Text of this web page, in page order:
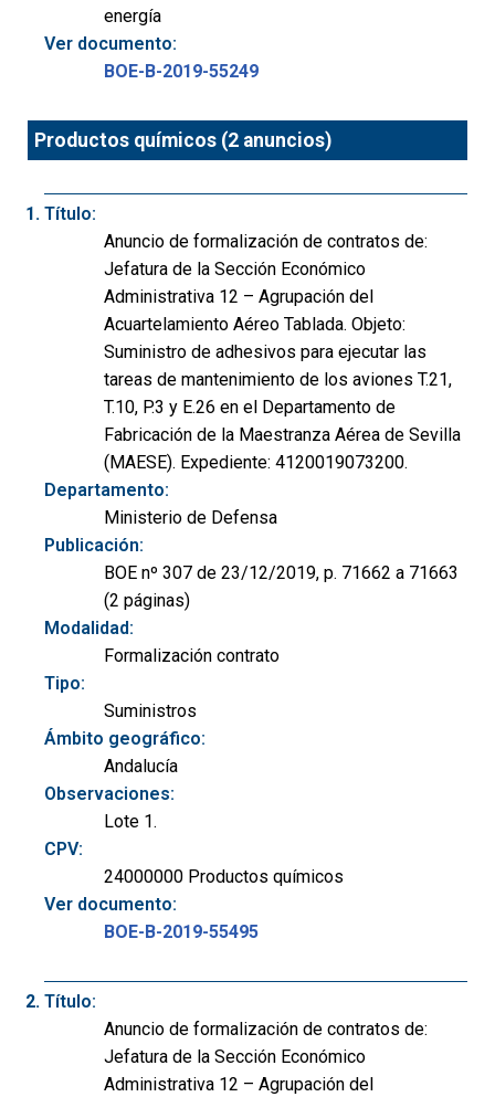
energía
Ver documento:
BOE-B-2019-55249
Productos químicos (2 anuncios)
Título:
Anuncio de formalización de contratos de:
Jefatura de la Sección Económico
Administrativa 12 – Agrupación del
Acuartelamiento Aéreo Tablada. Objeto:
Suministro de adhesivos para ejecutar las
tareas de mantenimiento de los aviones T.21,
T.10, P.3 y E.26 en el Departamento de
Fabricación de la Maestranza Aérea de Sevilla
(MAESE). Expediente: 4120019073200.
Departamento:
Ministerio de Defensa
Publicación:
BOE nº 307 de 23/12/2019, p. 71662 a 71663
(2 páginas)
Modalidad:
Formalización contrato
Tipo:
Suministros
Ámbito geográfico:
Andalucía
Observaciones:
Lote 1.
CPV:
24000000 Productos químicos
Ver documento:
BOE-B-2019-55495
Título:
Anuncio de formalización de contratos de:
Jefatura de la Sección Económico
Administrativa 12 – Agrupación del